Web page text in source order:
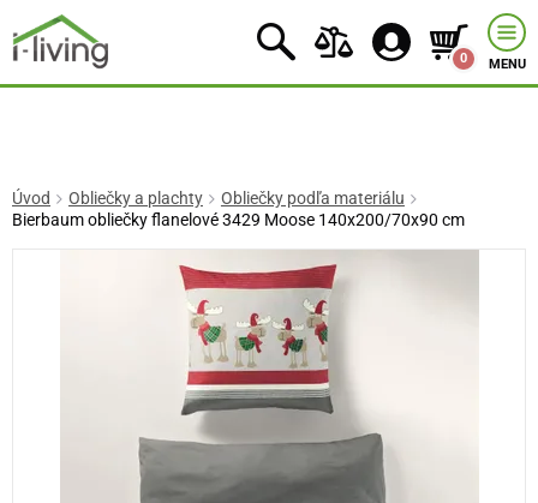
0 MENU
Úvod Obliečky a plachty
Obliečky podľa materiálu
Bierbaum obliečky flanelové 3429 Moose 140x200/70x90 cm